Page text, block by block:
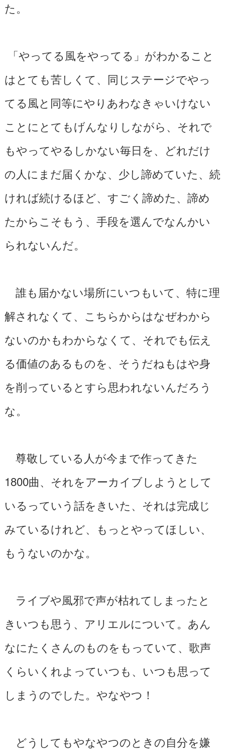
た。
「やってる風をやってる」がわかること
はとても苦しくて、同じステージでやっ
てる風と同等にやりあわなきゃいけない
ことにとてもげんなりしながら、それで
もやってやるしかない毎日を、どれだけ
の人にまだ届くかな、少し諦めていた、続
ければ続けるほど、すごく諦めた、諦め
たからこそもう、手段を選んでなんかい
られないんだ。
誰も届かない場所にいつもいて、特に理
解されなくて、こちらからはなぜわから
ないのかもわからなくて、それでも伝え
る価値のあるものを、そうだねもはや身
を削っているとすら思われないんだろう
な。
尊敬している人が今まで作ってきた
1800曲、それをアーカイブしようとして
いるっていう話をきいた、それは完成じ
みているけれど、もっとやってほしい、
もうないのかな。
ライブや風邪で声が枯れてしまったと
きいつも思う、アリエルについて。あん
なにたくさんのものをもっていて、歌声
くらいくれよっていつも、いつも思って
しまうのでした。やなやつ！
どうしてもやなやつのときの自分を嫌